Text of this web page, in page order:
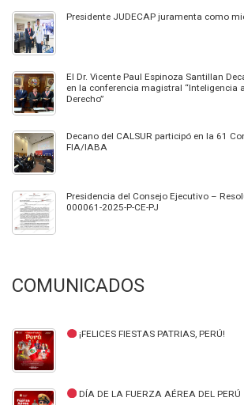
Presidente JUDECAP juramenta como
El Dr. Vicente Paul Espinoza Santillan
en la conferencia magistral “Inteligencia
Derecho”
Decano del CALSUR participó en la 61
FIA/IABA
Presidencia del Consejo Ejecutivo –
000061-2025-P-CE-PJ
COMUNICADOS
¡FELICES FIESTAS PATRIAS, PERÚ!
DÍA DE LA FUERZA AÉREA DEL PERÚ